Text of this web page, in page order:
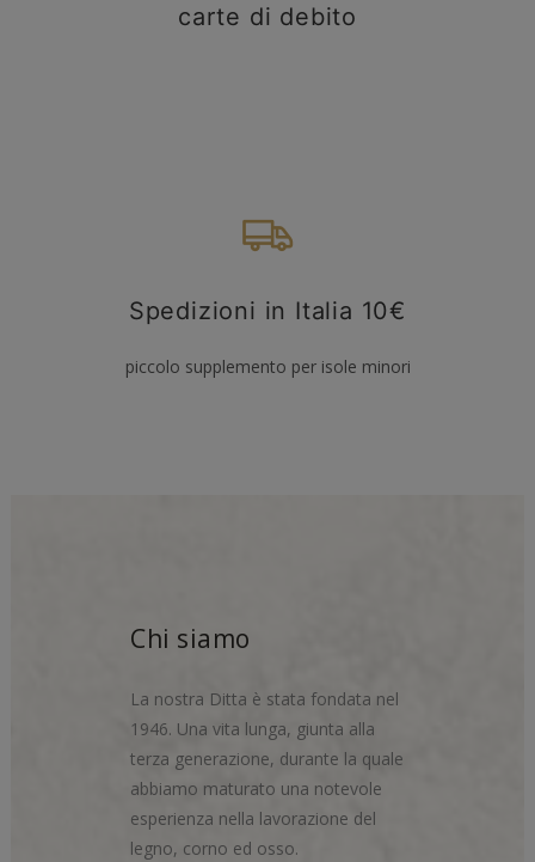
carte di debito
Spedizioni in Italia 10€
piccolo supplemento per isole minori
Chi siamo
La nostra Ditta è stata fondata nel
1946. Una vita lunga, giunta alla
terza generazione, durante la quale
abbiamo maturato una notevole
esperienza nella lavorazione del
legno, corno ed osso.